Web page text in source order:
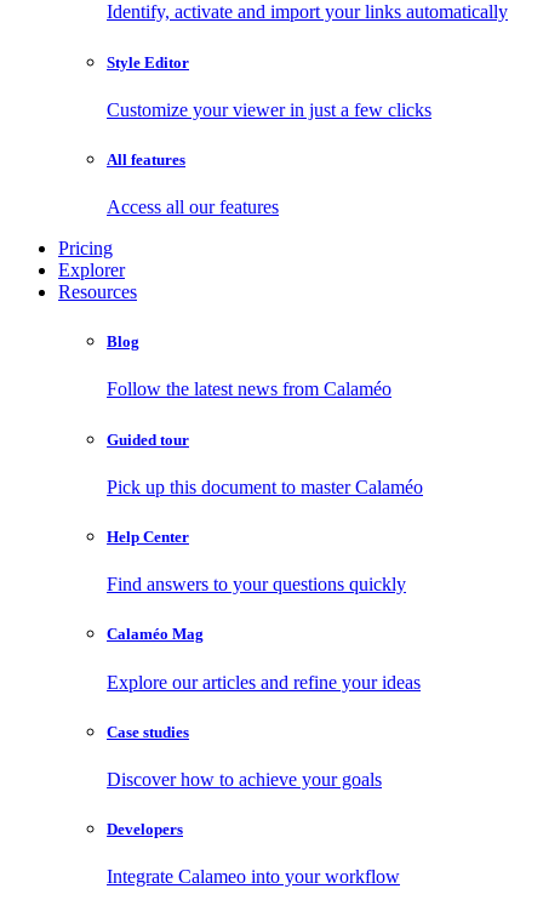
Identify, activate and import your links automatically
Style Editor
Customize your viewer in just a few clicks
All features
Access all our features
Pricing
Explorer
Resources
Blog
Follow the latest news from Calaméo
Guided tour
Pick up this document to master Calaméo
Help Center
Find answers to your questions quickly
Calaméo Mag
Explore our articles and refine your ideas
Case studies
Discover how to achieve your goals
Developers
Integrate Calameo into your workflow